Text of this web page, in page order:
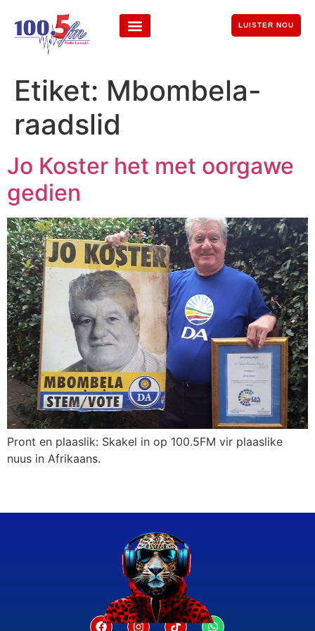
LUISTER NOU
Etiket: Mbombela-
raadslid
Jo Koster het met oorgawe
gedien
Pront en plaaslik: Skakel in op 100.5FM vir plaaslike
nuus in Afrikaans.